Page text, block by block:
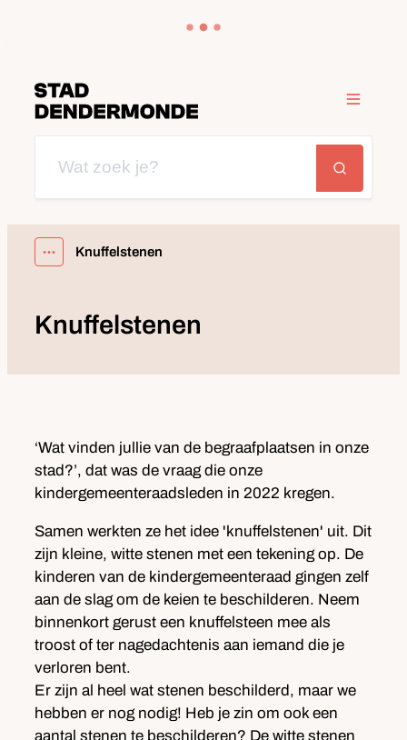
Dendermonde
Wat zoek je? Zoeken
Menu
Toon alle broodkruimel items
Knuffelstenen
Knuffelstenen
‘Wat vinden jullie van de begraafplaatsen in onze
stad?’, dat was de vraag die onze
kindergemeenteraadsleden in 2022 kregen.
Samen werkten ze het idee 'knuffelstenen' uit. Dit
zijn kleine, witte stenen met een tekening op. De
kinderen van de kindergemeenteraad gingen zelf
aan de slag om de keien te beschilderen. Neem
binnenkort gerust een knuffelsteen mee als
troost of ter nagedachtenis aan iemand die je
verloren bent.
Er zijn al heel wat stenen beschilderd, maar we
hebben er nog nodig! Heb je zin om ook een
aantal stenen te beschilderen? De witte stenen